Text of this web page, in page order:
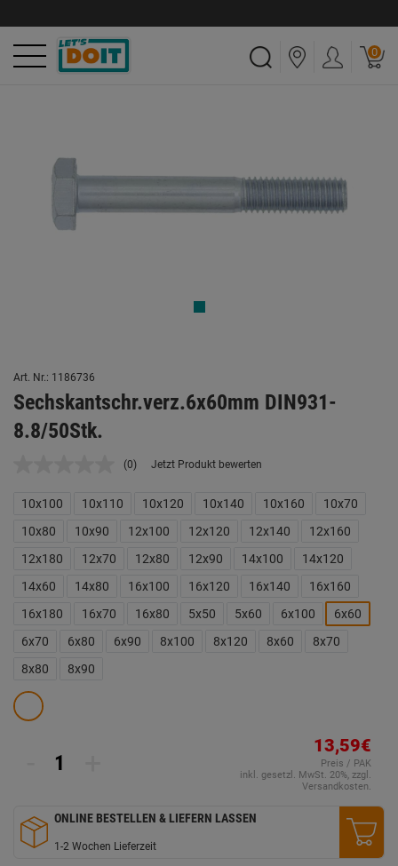
0
Art. Nr.: 1186736
Sechskantschr.verz.6x60mm DIN931-
8.8/50Stk.
Kein
Link
derselben
(0) Jetzt Produkt bewerten
10x100 10x110 10x120 10x140 10x160
10x70
10x80
10x90 12x100 12x120 12x140
12x160
12x180
12x70 12x80 12x90 14x100
14x120
14x60
14x80 16x100 16x120 16x140
16x160
16x180
16x70 16x80 5x50 5x60 6x100
6x60
6x70
6x80 6x90 8x100 8x120 8x60
8x70
8x80
8x90
13,59€
Preis / PAK
inkl. gesetzl. MwSt. 20%, zzgl.
Versandkosten.
ONLINE BESTELLEN & LIEFERN LASSEN
1-2 Wochen Lieferzeit